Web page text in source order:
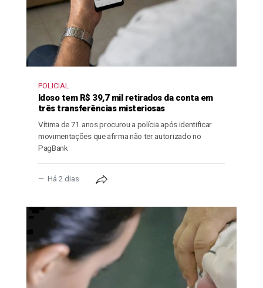
POLICIAL
Idoso tem R$ 39,7 mil retirados da conta em
três transferências misteriosas
Vítima de 71 anos procurou a polícia após identificar
movimentações que afirma não ter autorizado no
PagBank
Há 2 dias